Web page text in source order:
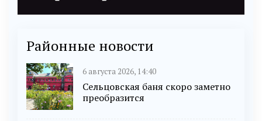
Районные новости
6 августа 2026, 14:40
Сельцовская баня скоро заметно
преобразится